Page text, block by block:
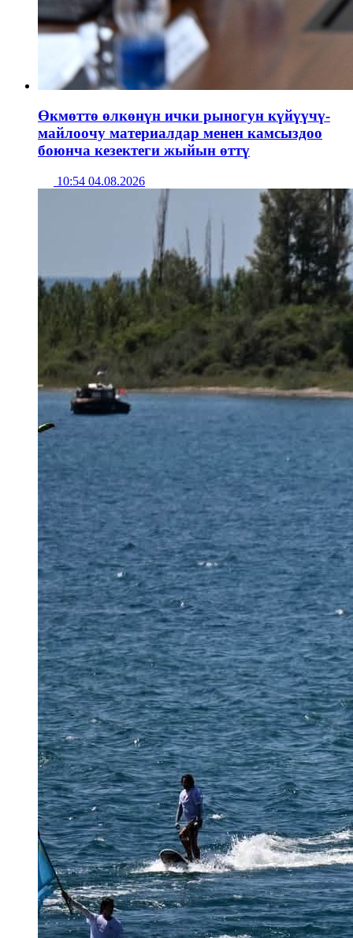
Өкмөттө өлкөнүн ички рыногун күйүүчү-
майлоочу материалдар менен камсыздоо
боюнча кезектеги жыйын өттү
10:54 04.08.2026